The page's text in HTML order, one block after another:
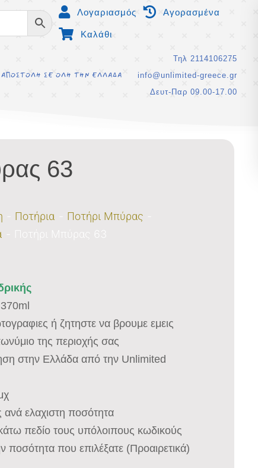
Λογαριασμός Αγορασμένα
Καλάθι
ΑΠΟΣΤΟΛΗ ΣΕ ΟΛΗ ΤΗΝ ΕΛΛΑΔΑ
Τηλ 2114106275
info@unlimited-greece.gr
Δευτ-Παρ 09.00-17.00
63
Ποτήρια
Ποτήρι Μπύρας
ή ζητηστε να βρουμε εμεις
της περιοχής σας
στην Ελλάδα από την Unlimited
ελαχιστη ποσότητα
πεδίο τους υπόλοιπους κωδικούς
ποσότητα που επιλέξατε (Προαιρετικά)